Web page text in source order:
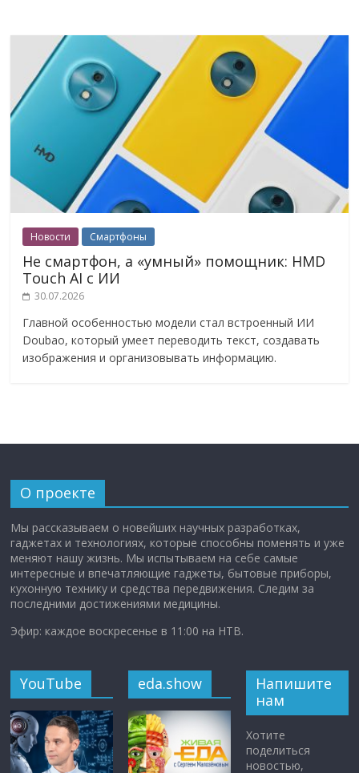
Новости Смартфоны
Не смартфон, а «умный» помощник: HMD
Touch AI с ИИ
30.07.2026
Главной особенностью модели стал встроенный ИИ
Doubao, который умеет переводить текст, создавать
изображения и организовывать информацию.
О проекте
Мы рассказываем о новейших научных разработках,
гаджетах и технологиях, которые способны поменять и уже
меняют нашу жизнь. Мы испытываем на себе самые
интересные и впечатляющие гаджеты, бытовые приборы,
кухонную технику и средства передвижения. Следим за
последними достижениями медицины.
Эфир: каждое воскресенье в 11:00 на НТВ.
YouTube eda.show
Напишите
нам
Хотите
поделиться
новостью,